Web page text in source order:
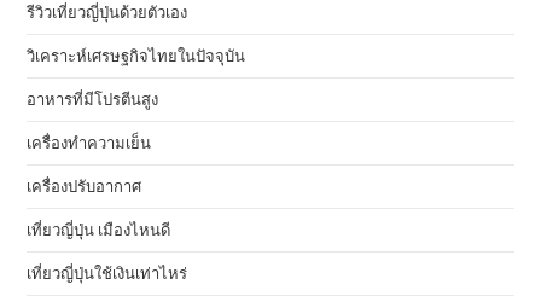
รีวิวเที่ยวญี่ปุ่นด้วยตัวเอง
วิเคราะห์เศรษฐกิจไทยในปัจจุบัน
อาหารที่มีโปรตีนสูง
เครื่องทำความเย็น
เครื่องปรับอากาศ
เที่ยวญี่ปุ่น เมืองไหนดี
เที่ยวญี่ปุ่นใช้เงินเท่าไหร่